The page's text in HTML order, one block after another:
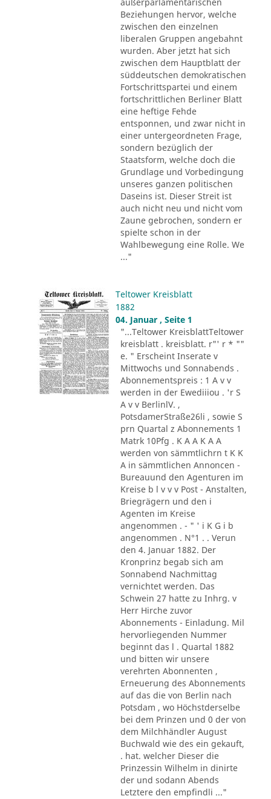
Beziehungen hervor, welche
zwischen den einzelnen
liberalen Gruppen angebahnt
wurden. Aber jetzt hat sich
zwischen dem Hauptblatt der
süddeutschen demokratischen
Fortschrittspartei und einem
fortschrittlichen Berliner Blatt
eine heftige Fehde
entsponnen, und zwar nicht in
einer untergeordneten Frage,
sondern bezüglich der
Staatsform, welche doch die
Grundlage und Vorbedingung
unseres ganzen politischen
Daseins ist. Dieser Streit ist
auch nicht neu und nicht vom
Zaune gebrochen, sondern er
spielte schon in der
Wahlbewegung eine Rolle. We
..."
Teltower Kreisblatt
1882
04. Januar , Seite 1
"...Teltower KreisblattTeltower
kreisblatt . kreisblatt. r"' r * ""
e. " Erscheint Inserate v
Mittwochs und Sonnabends .
Abonnementspreis : 1 A v v
werden in der Ewediiiou . 'r S
A v v BerlinlV. ,
PotsdamerStraße26li , sowie S
prn Quartal z Abonnements 1
Matrk 10Pfg . K A A K A A
werden von sämmtlichrn t K K
A in sämmtlichen Annoncen -
Bureauund den Agenturen im
Kreise b l v v v Post - Anstalten,
Briegrägern und den i
Agenten im Kreise
angenommen . - " ' i K G i b
angenommen . N°1 . . Verun
den 4. Januar 1882. Der
Kronprinz begab sich am
Sonnabend Nachmittag
vernichtet werden. Das
Schwein 27 hatte zu Inhrg. v
Herr Hirche zuvor
Abonnements - Einladung. Mil
hervorliegenden Nummer
beginnt das l . Quartal 1882
und bitten wir unsere
verehrten Abonnenten ,
Erneuerung des Abonnements
auf das die von Berlin nach
Potsdam , wo Höchstderselbe
bei dem Prinzen und 0 der von
dem Milchhändler August
Buchwald wie des ein gekauft,
. hat. welcher Dieser die
Prinzessin Wilhelm in dinirte
der und sodann Abends
Letztere den empfindli ..."